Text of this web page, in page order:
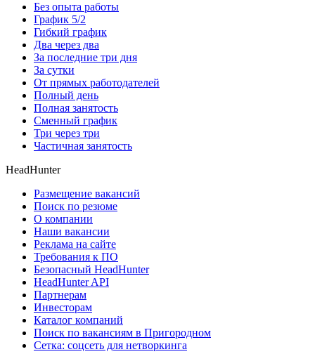
Без опыта работы
График 5/2
Гибкий график
Два через два
За последние три дня
За сутки
От прямых работодателей
Полный день
Полная занятость
Сменный график
Три через три
Частичная занятость
HeadHunter
Размещение вакансий
Поиск по резюме
О компании
Наши вакансии
Реклама на сайте
Требования к ПО
Безопасный HeadHunter
HeadHunter API
Партнерам
Инвесторам
Каталог компаний
Поиск по вакансиям в Пригородном
Сетка: соцсеть для нетворкинга